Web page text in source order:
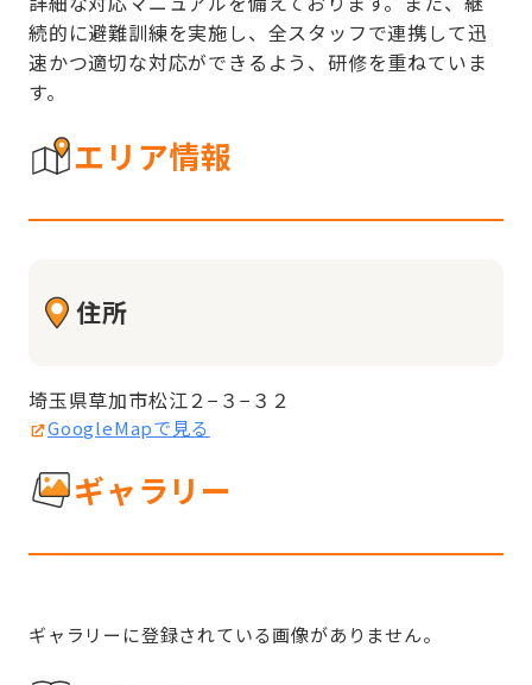
続的に避難訓練を実施し、全スタッフで連携して迅
速かつ適切な対応ができるよう、研修を重ねていま
す。
エリア情報
住所
埼玉県草加市松江２−３−３２
GoogleMapで見る
ギャラリー
ギャラリーに登録されている画像がありません。